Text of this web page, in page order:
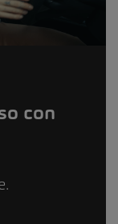
con